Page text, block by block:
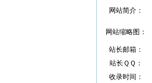
网站简介：
网站缩略图：
站长邮箱：
站长ＱＱ：
收录时间：